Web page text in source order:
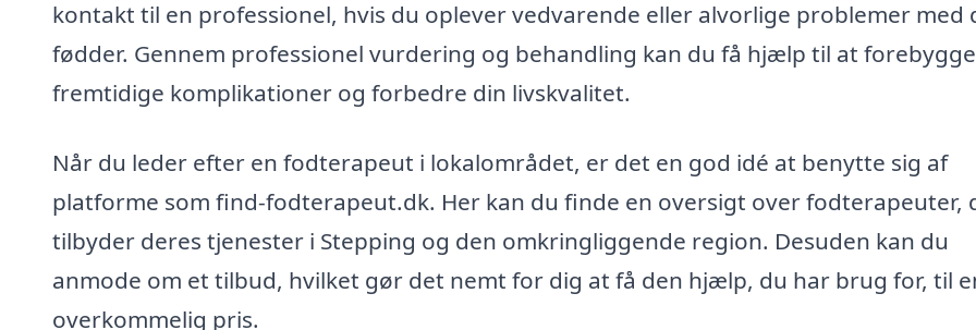
kontakt til en professionel, hvis du oplever vedvarende eller alvorlige problemer med
fødder. Gennem professionel vurdering og behandling kan du få hjælp til at forebygge
fremtidige komplikationer og forbedre din livskvalitet.
Når du leder efter en fodterapeut i lokalområdet, er det en god idé at benytte sig af
platforme som find-fodterapeut.dk. Her kan du finde en oversigt over fodterapeuter,
tilbyder deres tjenester i Stepping og den omkringliggende region. Desuden kan du
anmode om et tilbud, hvilket gør det nemt for dig at få den hjælp, du har brug for, til
overkommelig pris.